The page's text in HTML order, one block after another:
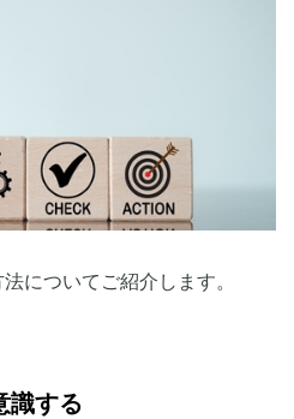
についてご紹介します。
識する